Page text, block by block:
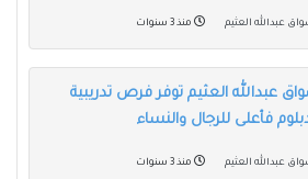
عبدالله العثيم منذ 3 سنوات
عبدالله العثيم توفر فرص تدريبية
فأعلى للرجال والنساء
عبدالله العثيم منذ 3 سنوات